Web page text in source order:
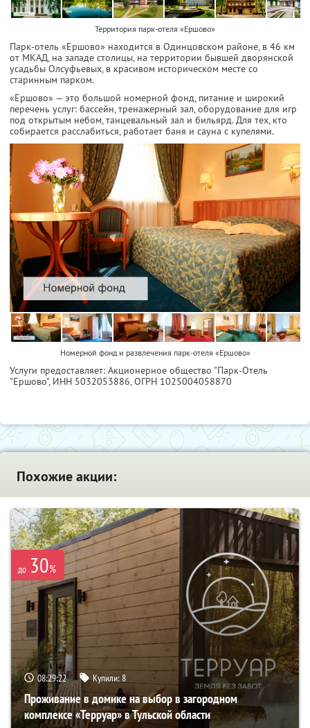
Территория парк-отеля «Ершово»
Парк-отель «Ершово» находится в Одинцовском районе, в 46 км
от МКАД, на западе столицы, на территории бывшей дворянской
усадьбы Олсуфьевых, в красивом историческом месте со
старинным парком.
«Ершово» — это большой номерной фонд, питание и широкий
перечень услуг: бассейн, тренажерный зал, оборудование для игр
под открытым небом, танцевальный зал и бильярд. Для тех, кто
собирается расслабиться, работает баня и сауна с купелями.
Номерной фонд и развлечения парк-отеля «Ершово»
Услуги предоставляет: Акционерное общество "Парк-Отель
"Ершово", ИНН 5032053886, ОГРН 1025004058870
Похожие акции:
до 30%
08:29:20 Купили:8
Проживание в домике на выбор в загородном
комплексе «Терруар» в Тульской области